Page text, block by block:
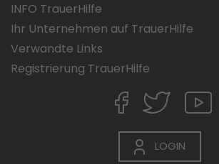
INFO TrauerHilfe
Ihr Unternehmen auf TrauerHilfe
Verwandte Links
Registrierung TrauerHilfe
LOGIN